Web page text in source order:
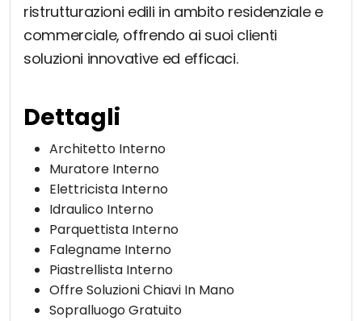
ristrutturazioni edili in ambito residenziale e
commerciale, offrendo ai suoi clienti
soluzioni innovative ed efficaci.
Dettagli
Architetto Interno
Muratore Interno
Elettricista Interno
Idraulico Interno
Parquettista Interno
Falegname Interno
Piastrellista Interno
Offre Soluzioni Chiavi In Mano
Sopralluogo Gratuito